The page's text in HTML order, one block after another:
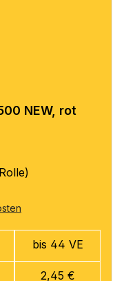
NEW, rot
bis 44 VE
2,45 €